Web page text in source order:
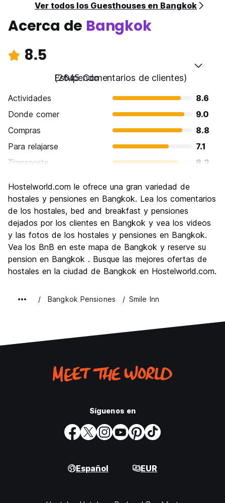
Ver todos los Guesthouses en Bangkok
Acerca de Bangkok
8.5
Estupendo
(2645 Comentarios de clientes)
Actividades
8.6
Donde comer
9.0
Compras
8.8
Para relajarse
7.1
Transporte
8.2
Cultura
8.8
Fiesta
Calidad Precio
8.6
Hostelworld.com le ofrece una gran variedad de
hostales y pensiones en Bangkok. Lea los comentarios
de los hostales, bed and breakfast y pensiones
dejados por los clientes en Bangkok y vea los videos
y las fotos de los hostales y pensiones en Bangkok.
Vea los BnB en este mapa de Bangkok y reserve su
pension en Bangkok . Busque las mejores ofertas de
hostales en la ciudad de Bangkok en Hostelworld.com.
Bangkok Pensiones Smile Inn
Síguenos en
Español EUR